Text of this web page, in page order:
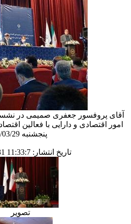
آقای پروفسور جعفری صمیمی در
امور اقتصادی و دارایی با فعالین
تاریخ انتشار: 11:33:7 1399/03/31
تصویر